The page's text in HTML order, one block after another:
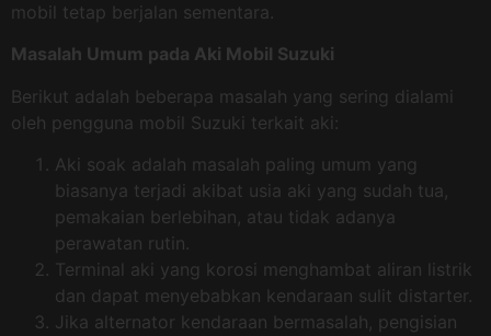
mobil tetap berjalan sementara.
Masalah Umum pada Aki Mobil Suzuki
Berikut adalah beberapa masalah yang sering dialami
oleh pengguna mobil Suzuki terkait aki:
Aki soak adalah masalah paling umum yang
biasanya terjadi akibat usia aki yang sudah tua,
pemakaian berlebihan, atau tidak adanya
perawatan rutin.
Terminal aki yang korosi menghambat aliran listrik
dan dapat menyebabkan kendaraan sulit distarter.
Jika alternator kendaraan bermasalah, pengisian